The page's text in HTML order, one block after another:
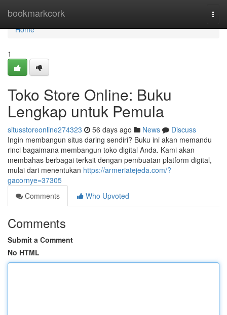
bookmarkcork
Home
Home
1
Toko Store Online: Buku
Lengkap untuk Pemula
situsstoreonline274323 56 days ago News
Discuss
Ingin membangun situs daring sendiri? Buku ini akan memandu
rinci bagaimana membangun toko digital Anda. Kami akan
membahas berbagai terkait dengan pembuatan platform digital,
mulai dari menentukan https://armeriatejeda.com/?
gacornye=37305
Comments
Who Upvoted
Comments
Submit a Comment
No HTML